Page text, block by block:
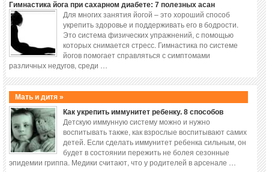
Гимнастика йога при сахарном диабете: 7 полезных асан
Для многих занятия йогой – это хороший способ
укрепить здоровье и поддерживать его в бодрости.
Это система физических упражнений, с помощью
которых снимается стресс. Гимнастика по системе
йогов помогает справляться с симптомами
различных недугов, среди …
Мать и дитя »
Как укрепить иммунитет ребенку. 8 способов
Детскую иммунную систему можно и нужно
воспитывать также, как взрослые воспитывают самих
детей. Если сделать иммунитет ребенка сильным, он
будет в состоянии пережить не болея сезонные
эпидемии гриппа. Медики считают, что у родителей в арсенале …